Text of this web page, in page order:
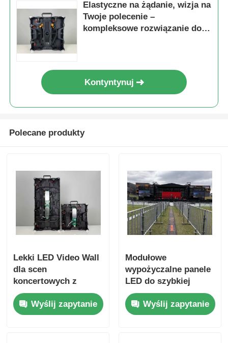
Elastyczne na żądanie, wizja na
Twoje polecenie –
kompleksowe rozwiązanie do
Kontyntynuj
Polecane produkty
Lekki LED Video Wall
dla scen
koncertowych z
Guide Visual
Wyślij zapytanie
Modułowe
wypożyczalne panele
LED do szybkiej
instalacji z
wizualnego
przewodnika
Wyślij zapytanie